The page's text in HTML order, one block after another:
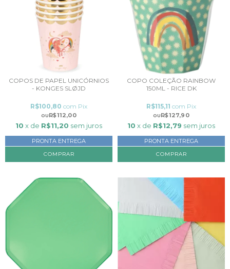
COPOS DE PAPEL UNICÓRNIOS
- KONGES SLØJD
R$112,00
R$100,80 com Pix
10 x de R$11,20 sem juros
PRONTA ENTREGA
COPO COLEÇÃO RAINBOW
150ML - RICE DK
R$127,90
R$115,11 com Pix
10 x de R$12,79 sem juros
PRONTA ENTREGA